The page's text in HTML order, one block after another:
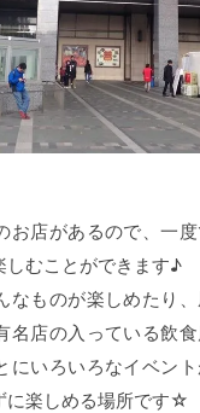
お店があるので、一
しむことができます♪
なものが楽しめたり
名店の入っている飲
にいろいろなイベント
に楽しめる場所です☆